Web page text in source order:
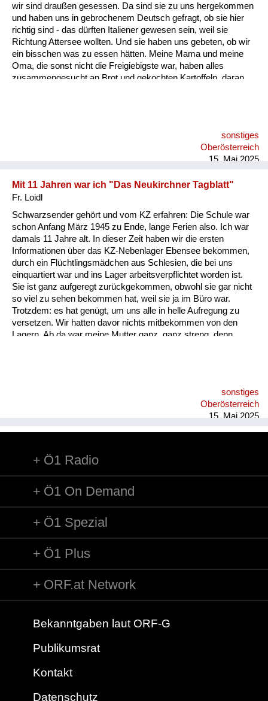
wir sind draußen gesessen. Da sind sie zu uns hergekommen
und haben uns in gebrochenem Deutsch gefragt, ob sie hier
richtig sind - das dürften Italiener gewesen sein, weil sie
Richtung Attersee wollten. Und sie haben uns gebeten, ob wir
ein bisschen was zu essen hätten. Meine Mama und meine
Oma, die sonst nicht die Freigiebigste war, haben alles
zusammengesucht an Brot und gekochten Kartoffeln, daran
sonstiges
Oberösterreich
15. Mai 2025
Mit 11 Jahren war ich "Das Neukirchner Tagblatt"
Fr. Loidl
Schwarzsender gehört und vom KZ erfahren: Die Schule war
schon Anfang März 1945 zu Ende, lange Ferien also. Ich war
damals 11 Jahre alt. In dieser Zeit haben wir die ersten
Informationen über das KZ-Nebenlager Ebensee bekommen,
durch ein Flüchtlingsmädchen aus Schlesien, die bei uns
einquartiert war und ins Lager arbeitsverpflichtet worden ist.
Sie ist ganz aufgeregt zurückgekommen, obwohl sie gar nicht
so viel zu sehen bekommen hat, weil sie ja im Büro war.
Trotzdem: es hat genügt, um uns alle in helle Aufregung zu
versetzen. Wir hatten davor nichts mitbekommen von den
Lagern. Ab da war meine Mutter ganz, ganz streng, denn
dass uns jemand anzeigt, aber ich habe gesagt: Wer soll denn
uns hören? Ich drehe ja eh ganz leise. Ich habe immer diesen
sonstiges
Oberösterreich
15. Mai 2025
Ö1 Radio
Ö1 On Demand
Ö1 Spezial
Ö1 Plus
ORF.at Network
Bekanntgaben laut ORF-G
Publikumsrat
Kontakt
Datenschutz